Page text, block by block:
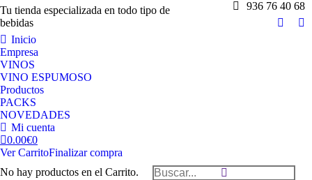
Tu tienda especializada en todo tipo de
bebidas
936 76 40 68
Inicio
Empresa
VINOS
VINO ESPUMOSO
Productos
PACKS
NOVEDADES
Mi cuenta
0.00€0
Ver CarritoFinalizar compra
No hay productos en el Carrito.
Buscar: